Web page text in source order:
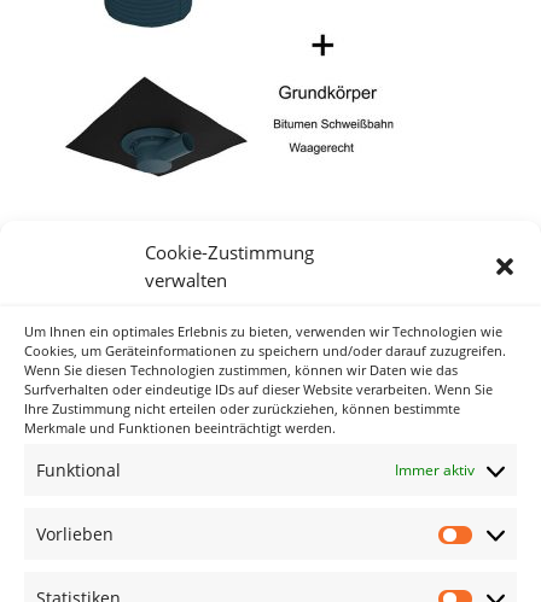
Cookie-Zustimmung
verwalten
Um Ihnen ein optimales Erlebnis zu bieten, verwenden wir Technologien wie
Cookies, um Geräteinformationen zu speichern und/oder darauf zuzugreifen.
Wenn Sie diesen Technologien zustimmen, können wir Daten wie das
Surfverhalten oder eindeutige IDs auf dieser Website verarbeiten. Wenn Sie
Ihre Zustimmung nicht erteilen oder zurückziehen, können bestimmte
Merkmale und Funktionen beeinträchtigt werden.
Funktional Immer aktiv
Vorlieben
Neueste Kommentare
Archiv
Keine Kategorien
Meta